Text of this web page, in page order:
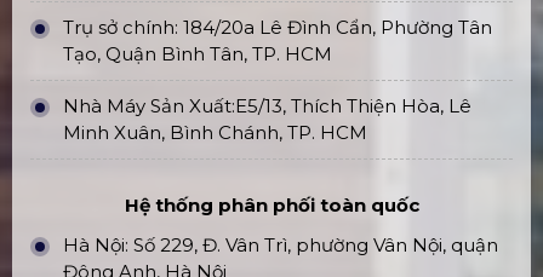
Trụ sở chính: 184/20a Lê Đình Cẩn, Phường Tân
Tạo, Quận Bình Tân, TP. HCM
Nhà Máy Sản Xuất:E5/13, Thích Thiện Hòa, Lê
Minh Xuân, Bình Chánh, TP. HCM
Hệ thống phân phối toàn quốc
Hà Nội: Số 229, Đ. Vân Trì, phường Vân Nội, quận
Đông Anh, Hà Nội